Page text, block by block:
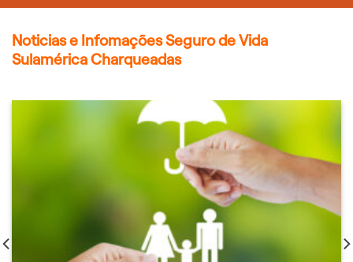
Noticias e Infomações Seguro de Vida
Sulamérica Charqueadas